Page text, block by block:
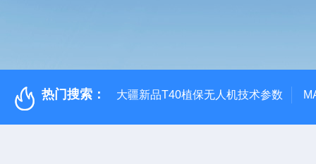
热门搜索： 大疆新品T40植保无人机技术参数